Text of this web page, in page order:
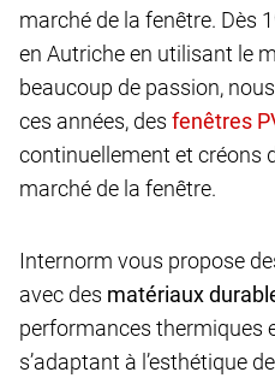
marché de la fenêtre. Dès
en Autriche en utilisant le
beaucoup de passion,
ces années, des
continuellement et créons
marché de la fenêtre.
Internorm vous propose
avec des matériaux
performances thermiques
s’adaptant à l’esthétique